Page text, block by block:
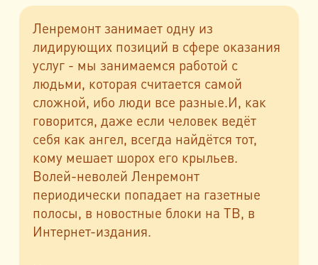
Ленремонт занимает одну из
лидирующих позиций в сфере оказания
услуг - мы занимаемся работой с
людьми, которая считается самой
сложной, ибо люди все разные.И, как
говорится, даже если человек ведёт
себя как ангел, всегда найдётся тот,
кому мешает шорох его крыльев.
Волей-неволей Ленремонт
периодически попадает на газетные
полосы, в новостные блоки на ТВ, в
Интернет-издания.